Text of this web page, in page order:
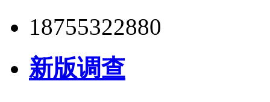
18755322880
新版调查